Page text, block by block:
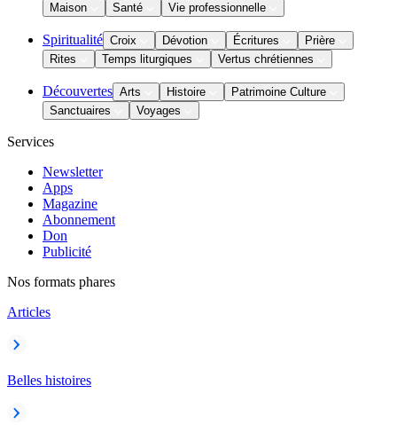
Maison
Santé Vie professionnelle
Spiritualité Croix Dévotion Écritures
Prière
Rites
Temps liturgiques Vertus chrétiennes
Découvertes Arts Histoire
Patrimoine Culture
Sanctuaires
Voyages
Services
Newsletter
Apps
Magazine
Abonnement
Don
Publicité
Nos formats phares
Articles
Belles histoires